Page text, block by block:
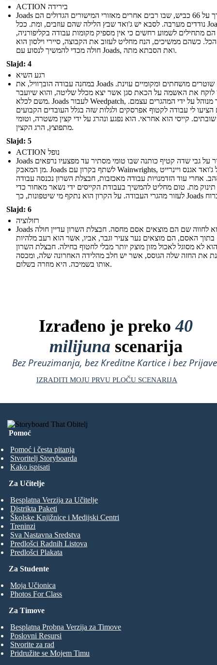
ACTION בירידה
Joads לדרך על 66 כביש, שבו רבים אחרים מאזורי המישורים הגדולים הם
נודדים מערבה. לסבא יש ג'ואד שבץ הלילה שהם עוזבים, ומת. ככל Joads
הם מתחילים לשמוע רחשים כי אין מספיק מקומות עבודה בקליפורניה,
כשהם ממשיכים, הנח מחליט לעזוב את הקבוצה, סיירי וילסון הוא
חולה מכדי להמשיך לנסוע עם Joads, ואת הסבתא מתה.
Slajd: 4
רגע השיא
במחנה עבודה הובךוויל, את Joads למצוא שוטרים מושחתים ומקומיים עוינת.
לוקח את האשמה על הכאת סגן אשר יצא מכלל שליטה, והוא שיועבר
משם לכלא. Joads לעבור Weedpatch, אשר מנוהל על ידי המהגרים עצמם.
לי עבודה לקטוף אפרסקים ולגלות שזה בגלל העובדים הקבועים
שובתים. קייסי הוא אחראי. הוא נפגע ונהרג על ידי קצין משטרה, וטומי
מתפוצץ, הרג הקצין.
Slajd: 5
ACTION נופל
Joads להעביר על גבי שדה קטיף כותנה שבו טומי מסתיר עד מפצעיו נרפאים
מן המאבק. Joads לשתף בקרון עם Wainwrights, ואל ג'ואד אגנס ויינרייט
אחרי עוד הזדמנויות עבודה מאכזבות, חבצלת השרון נכנסה עבודה
תינוק מת. טום מחליט להמשיך בעבודת הקייסים ידי נשאר מאחור כדי
Slajd: 6
רזולוציה
Joads לבוא לחווה שם הם מוצאים אסם מחסה. חבצלת השרון עדיין חולה
בתוך האסם, הם מוצאים נער צעיר וגבר, אביו, אשר הוא רעב מלהיות
לא מסוגל לאכול מזון מוצק יותר מבלי לחטוף בחילה. חבצלת השרון
את החזה שלה הגוסס, אשר יש חלב מהלידה האחרונה שלה, ומכסה
אותו בשמיכה. היא מוזרה בשלום.
Izrađeno je preko40
milijuna scenarija
Bez Preuzimanja, bez Kreditne Kartice i bez
IZRADITI MOJU PRVU PLOČU SCENARIJA
Pomoć
Pomoć i česta pitanja
Stvoritelj Storyboarda
Kako ispisati
Za Studente
Moja Učionica
Photos For Class
Za Učitelje
Besplatna Verzija za Učitelje
Distrikta Paketi
Školske Knjižnice i Medijski Centri
Treninzi
Sva Nastavna Sredstva
Predlošci Radnih Listova
Predlošci Plakata
Za Timove
Besplatna Probna Verzija za Timove
Poslovni Resursi
Stvorite za rad
Pridružite se Mojem Timu